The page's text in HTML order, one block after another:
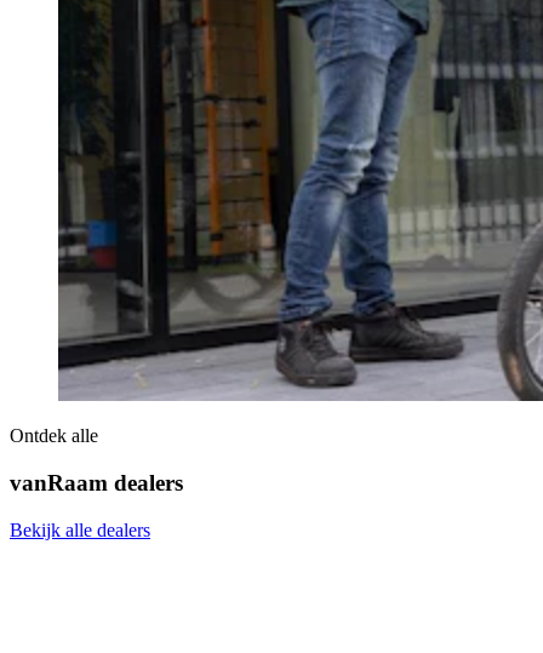
Ontdek alle
vanRaam dealers
Bekijk alle dealers